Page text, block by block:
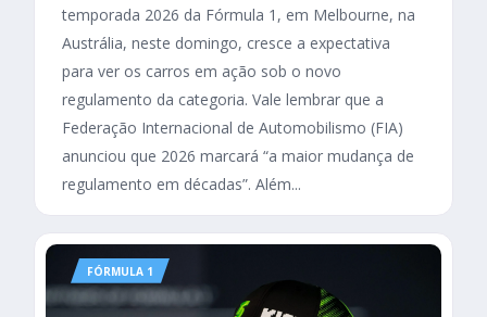
temporada 2026 da Fórmula 1, em Melbourne, na
Austrália, neste domingo, cresce a expectativa
para ver os carros em ação sob o novo
regulamento da categoria. Vale lembrar que a
Federação Internacional de Automobilismo (FIA)
anunciou que 2026 marcará “a maior mudança de
regulamento em décadas”. Além...
FÓRMULA 1